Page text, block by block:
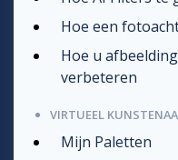
Hoe een
Hoe u
verbeteren
VIRTUEEL
Mijn Paletten